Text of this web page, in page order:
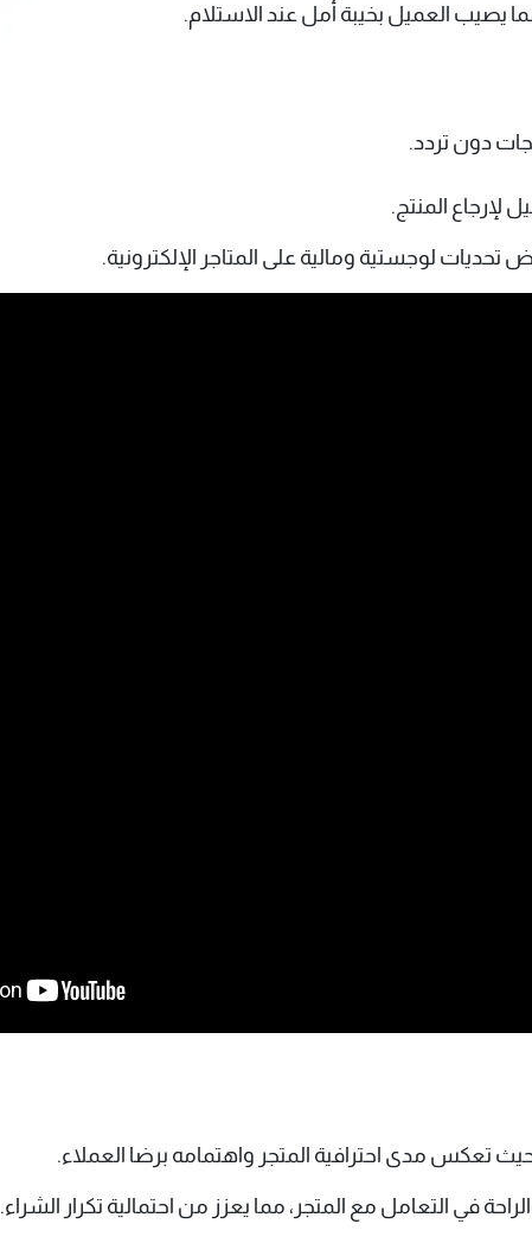
يصيب العميل بخيبة أمل عند الاستلام.
دون تردد.
لإرجاع المنتج.
لوجستية ومالية على المتاجر الإلكترونية.
تعكس مدى احترافية المتجر واهتمامه برضا العملاء.
في التعامل مع المتجر، مما يعزز من احتمالية تكرار الشراء.